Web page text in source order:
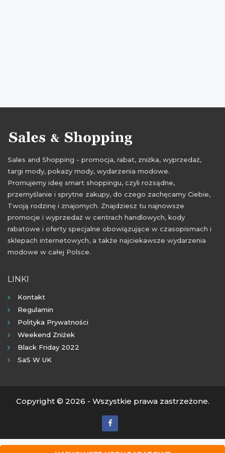
Sales and Shopping - promocja, rabat, zniżka, wyprzedaż,
targi mody, pokazy mody, wydarzenia modowe.
Promujemy ideę smart shoppingu, czyli rozsądne,
przemyślanie i sprytne zakupy, do czego zachęcamy Ciebie,
Twoją rodzinę i znajomych. Znajdziesz tu najnowsze
promocje i wyprzedaż w centrach handlowych, kody
rabatowe i oferty specjalne obowiązujące w czasopismach i
sklepach internetowych, a także najciekawsze wydarzenia
modowe w całej Polsce.
LINKI
Kontakt
Regulamin
Polityka Prywatności
Weekend Zniżek
Black Friday 2022
SaS W UK
Copyright © 2026 - Wszystkie prawa zastrzeżone.